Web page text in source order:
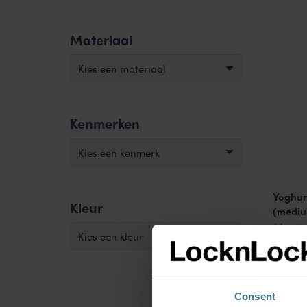
Consent
Materiaal
Kies een materiaal
Kenmerken
Kies een kenmerk
Kleur
Kies een kleur
BPA
€9.95